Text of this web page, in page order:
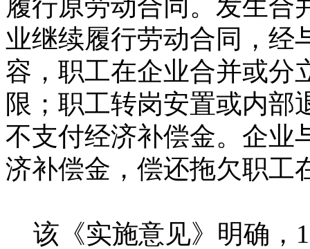
履行原劳动合同。发生合
业继续履行劳动合同，经
容，职工在企业合并或分
限；职工转岗安置或内部
不支付经济补偿金。企业
济补偿金，偿还拖欠职工
该《实施意见》明确，